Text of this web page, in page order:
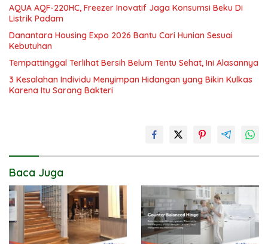
AQUA AQF-220HC, Freezer Inovatif Jaga Konsumsi Beku Di
Listrik Padam
Danantara Housing Expo 2026 Bantu Cari Hunian Sesuai
Kebutuhan
Tempattinggal Terlihat Bersih Belum Tentu Sehat, Ini Alasannya
3 Kesalahan Individu Menyimpan Hidangan yang Bikin Kulkas
Karena Itu Sarang Bakteri
Baca Juga